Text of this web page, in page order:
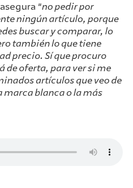
“no pedir por
ningún artículo, porque
buscar y comparar, lo
también lo que tiene
precio. Sí que procuro
de oferta, para ver si me
artículos que veo de
blanca o la más